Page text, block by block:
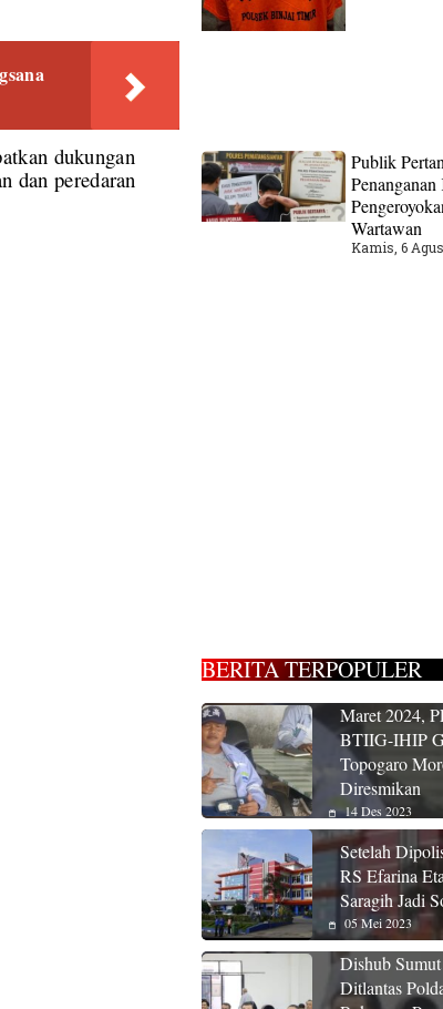
dukungan
dan peredaran
Publik
Penanganan
Wartawan
Kamis, 6
BERITA TERPOPULER
Maret 2024,
BTIIG-IHIP
Topogaro
Diresmikan
14 Des 2023
Setelah
RS Efarina
Saragih Jadi
05 Mei 2023
Dishub
Ditlantas